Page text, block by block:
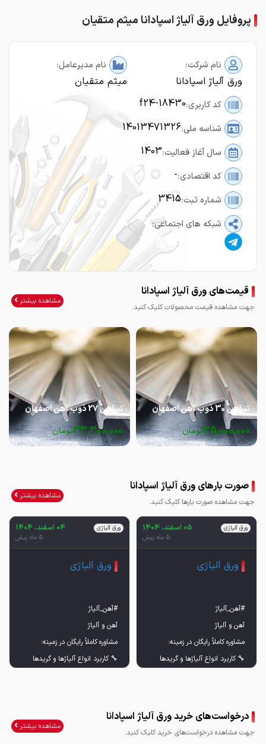
پروفایل ورق آلیاژ اسپادانا میثم متقیان
نام شرکت:
ورق آلیاژ اسپادانا
نام مدیرعامل:
میثم متقیان
کد کاربری:f24-18430
شناسه ملی:14013471326
سال آغاز فعالیت:1403
کد اقتصادی:-
شماره ثبت:3415
شبکه های اجتماعی:
قیمت‌های ورق آلیاژ اسپادانا
جهت مشاهده قیمت محصولات کلیک کنید.
مشاهده بیشتر
تیرآهن 30 ذوب آهن اصفهان
35,000,000تومان
تیرآهن 27 ذوب آهن اصفهان
33,300,000تومان
صورت بارهای ورق آلیاژ اسپادانا
جهت مشاهده صورت بارها کلیک کنید.
مشاهده بیشتر
ورق آلیاژی 05 اسفند، 1404
5 ماه پیش
ورق آلیاژی
ورق آلیاژی 04 اسفند، 1404
5 ماه پیش
ورق آلیاژی
درخواست‌های خرید ورق آلیاژ اسپادانا
جهت مشاهده درخواست‌های خرید کلیک کنید.
مشاهده بیشتر